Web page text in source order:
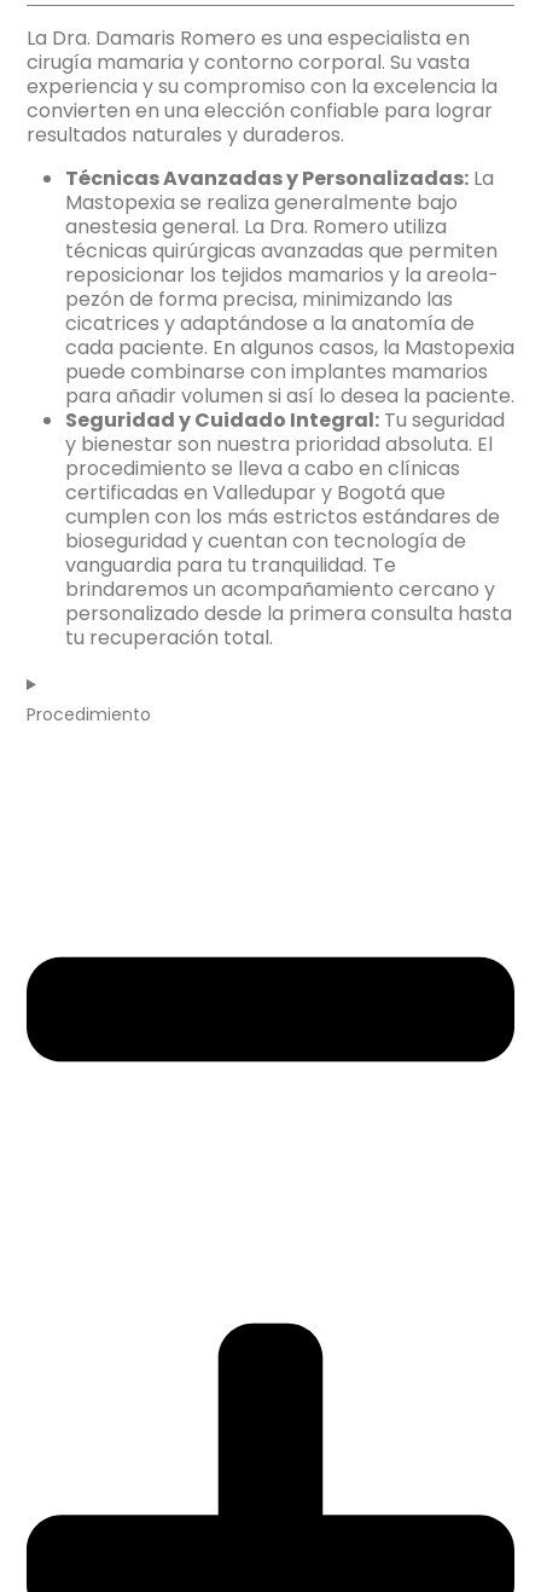
La Dra. Damaris Romero es una especialista en
cirugía mamaria y contorno corporal. Su vasta
experiencia y su compromiso con la excelencia la
convierten en una elección confiable para lograr
resultados naturales y duraderos.
Técnicas Avanzadas y Personalizadas: La
Mastopexia se realiza generalmente bajo
anestesia general. La Dra. Romero utiliza
técnicas quirúrgicas avanzadas que permiten
reposicionar los tejidos mamarios y la areola-
pezón de forma precisa, minimizando las
cicatrices y adaptándose a la anatomía de
cada paciente. En algunos casos, la Mastopexia
puede combinarse con implantes mamarios
para añadir volumen si así lo desea la paciente.
Seguridad y Cuidado Integral: Tu seguridad
y bienestar son nuestra prioridad absoluta. El
procedimiento se lleva a cabo en clínicas
certificadas en Valledupar y Bogotá que
cumplen con los más estrictos estándares de
bioseguridad y cuentan con tecnología de
vanguardia para tu tranquilidad. Te
brindaremos un acompañamiento cercano y
personalizado desde la primera consulta hasta
tu recuperación total.
Procedimiento